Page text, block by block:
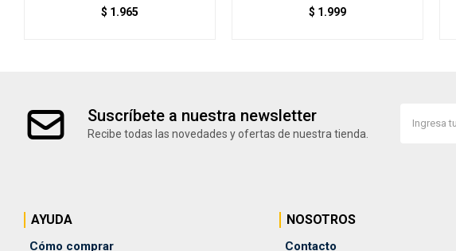
$ 1.965 $ 1.999
Suscríbete a nuestra newsletter
Recibe todas las novedades y ofertas de nuestra tienda.
AYUDA
Cómo comprar
NOSOTROS
Contacto